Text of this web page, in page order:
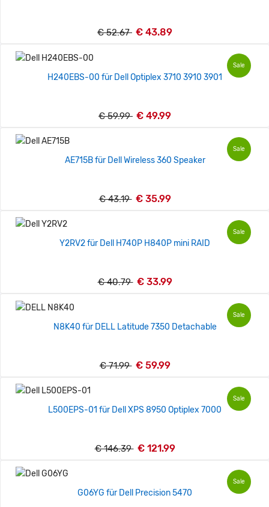
€ 52.67 € 43.89
Sale
H240EBS-00 für Dell Optiplex 3710 3910 3901
€ 59.99 € 49.99
Sale
AE715B für Dell Wireless 360 Speaker
€ 43.19 € 35.99
Sale
Y2RV2 für Dell H740P H840P mini RAID
€ 40.79 € 33.99
Sale
N8K40 für DELL Latitude 7350 Detachable
€ 71.99 € 59.99
Sale
L500EPS-01 für Dell XPS 8950 Optiplex 7000
€ 146.39 € 121.99
Sale
G06YG für Dell Precision 5470